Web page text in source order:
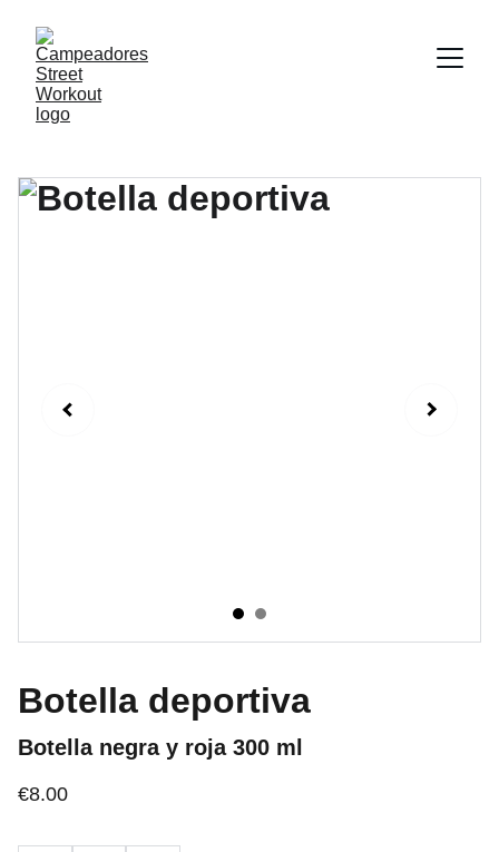
Botella deportiva
Botella negra y roja 300 ml
€8.00